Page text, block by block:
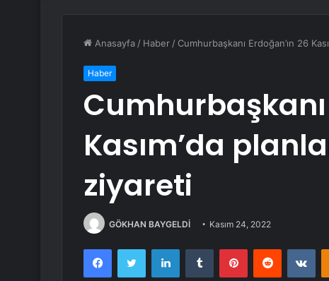
Anasayfa / Haber / Cumhurbaşkanı Erdoğan’ın 26
Haber
Cumhurbaşkanı
Kasım’da
ziyareti
GÖKHAN BAYGELDİ Kasım 24, 2022
FacebookTwitter LinkedInTumblr PinterestReddit